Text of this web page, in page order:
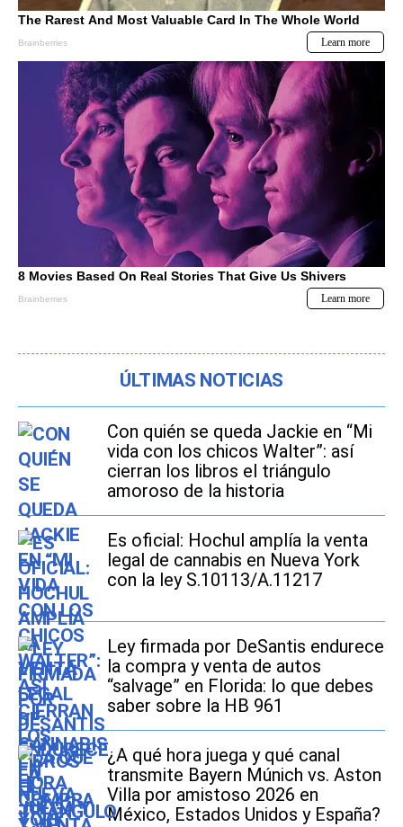
ÚLTIMAS NOTICIAS
Con quién se queda Jackie en “Mi
vida con los chicos Walter”: así
cierran los libros el triángulo
amoroso de la historia
Es oficial: Hochul amplía la venta
legal de cannabis en Nueva York
con la ley S.10113/A.11217
Ley firmada por DeSantis endurece
la compra y venta de autos
“salvage” en Florida: lo que debes
saber sobre la HB 961
¿A qué hora juega y qué canal
transmite Bayern Múnich vs. Aston
Villa por amistoso 2026 en
México, Estados Unidos y España?